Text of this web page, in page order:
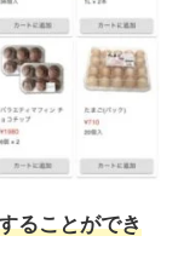
ることができ